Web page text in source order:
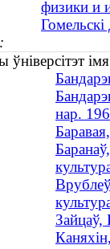
физики и
ўніверсітэт
нар.
Зайцаў,